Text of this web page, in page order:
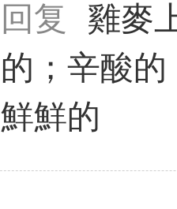
回复
雞麥
的；辛酸
鮮鮮的